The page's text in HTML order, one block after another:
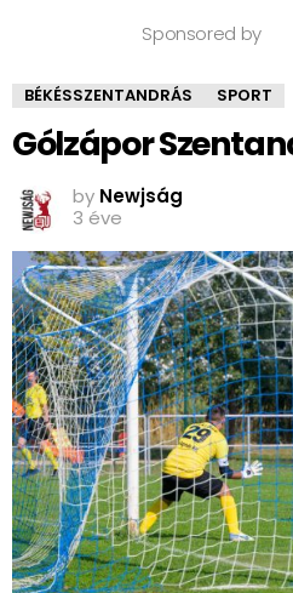
Sponsored by
BÉKÉSSZENTANDRÁS SPORT
Gólzápor
by Newjság
3 éve